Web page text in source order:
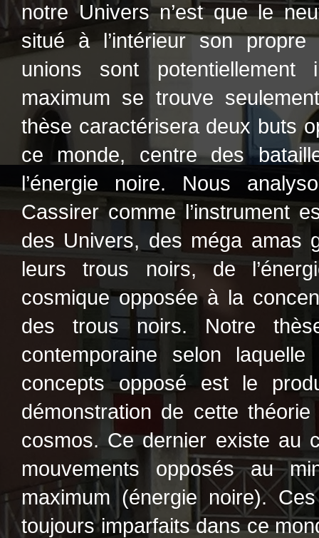
notre Univers n’est que le
situé à l’intérieur son propre
unions sont
maximum se trouve
thèse caractérisera deux buts
ce monde, centre des
l’énergie noire. Nous
Cassirer comme l’instrument
des Univers, des méga amas
leurs trous noirs, de
cosmique opposée à la
des trous noirs. Notre
contemporaine selon
concepts opposé est le
démonstration de cette
cosmos. Ce dernier existe au
mouvements opposés au
maximum (énergie noire).
toujours imparfaits dans ce